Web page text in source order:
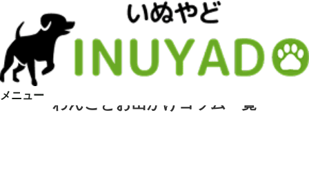
メニュー わんことお出かけコラム一覧